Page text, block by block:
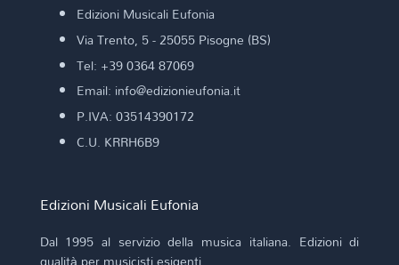
Edizioni Musicali Eufonia
Via Trento, 5 - 25055 Pisogne (BS)
Tel: +39 0364 87069
Email: info@edizionieufonia.it
P.IVA: 03514390172
C.U. KRRH6B9
Edizioni Musicali Eufonia
Dal 1995 al servizio della musica italiana. Edizioni di